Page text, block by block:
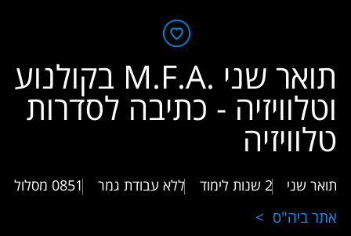
תואר שני .M.F.A בקולנוע
וטלוויזיה - כתיבה לסדרות
טלוויזיה
תואר שני 2 שנות לימוד ללא עבודת גמר 0851 מסלול
אתר ביה"ס